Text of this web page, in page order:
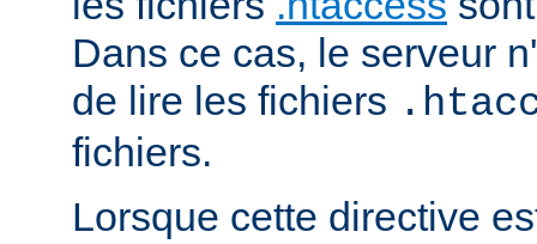
Dans ce cas, le serveur
de lire les fichiers
fichiers.
Lorsque cette directive